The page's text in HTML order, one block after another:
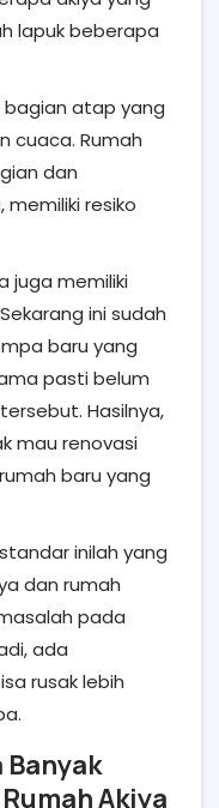
lapuk beberapa
bagian atap yang
cuaca. Rumah
dan
resiko
juga memiliki
ini sudah
baru yang
pasti belum
Hasilnya,
mau renovasi
baru yang
inilah yang
dan rumah
pada
ada
rusak lebih
Banyak
Akiya